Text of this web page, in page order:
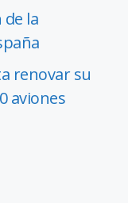
de la
renovar su
aviones